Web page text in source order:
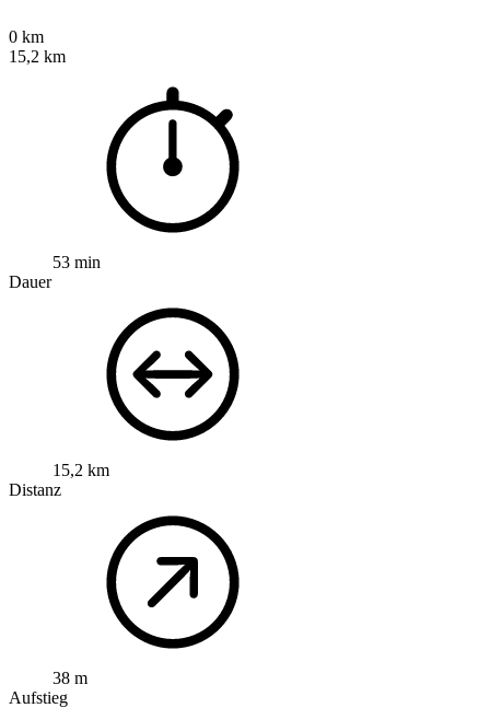
0 km
15,2 km
53 min
Dauer
15,2 km
Distanz
38 m
Aufstieg